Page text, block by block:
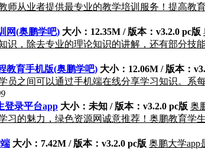
师从业者提供最专业的教学培训服务！提高
网(奥鹏学吧) 大小：12.35M / 版本：v3.2.0 pc版
识，除去专业的理论知识的讲解，还有部分
教育手机版(奥鹏学吧) 大小：12.06M / 版本：
员之间可以通过手机端在线分享学习知识。
登录平台app 大小：未知 / 版本：v3.2.0 pc版 奥
习的魅力，绿色资源网诚意推荐！奥鹏教育
大小：7.42M / 版本：v3.2.0 pc版 奥鹏大学app